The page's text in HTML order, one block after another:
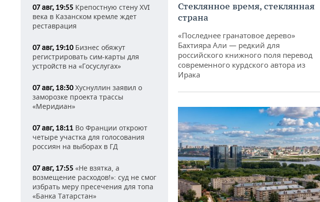
07 авг, 19:55 Крепостную стену XVI
века в Казанском кремле ждет
реставрация
07 авг, 19:10Бизнес обяжут
регистрировать сим-карты для
устройств на «Госуслугах»
07 авг, 18:30Хуснуллин заявил о
заморозке проекта трассы
«Меридиан»
07 авг, 18:11 Во Франции откроют
четыре участка для голосования
россиян на выборах в ГД
07 авг, 17:55 «Не взятка, а
возмещение расходов!»: суд не смог
избрать меру пресечения для топа
«Банка Татарстан»
Стеклянное время, стеклянная
страна
«Последнее гранатовое дерево»
Бахтияра Али — редкий для
российского книжного поля перевод
современного курдского автора из
Ирака